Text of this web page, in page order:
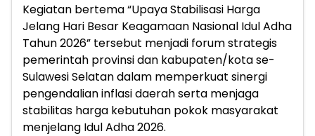
Kegiatan bertema “Upaya Stabilisasi Harga
Jelang Hari Besar Keagamaan Nasional Idul Adha
Tahun 2026” tersebut menjadi forum strategis
pemerintah provinsi dan kabupaten/kota se-
Sulawesi Selatan dalam memperkuat sinergi
pengendalian inflasi daerah serta menjaga
stabilitas harga kebutuhan pokok masyarakat
menjelang Idul Adha 2026.